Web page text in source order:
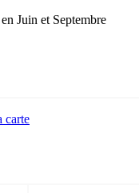
Juin et Septembre